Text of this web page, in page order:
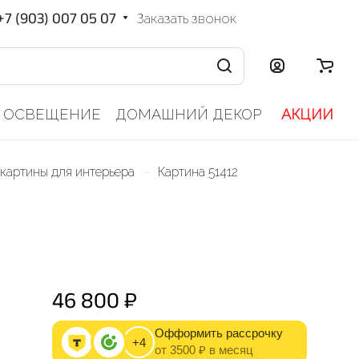
(903) 007 05 07 Заказать звонок
ОСВЕЩЕНИЕ ДОМАШНИЙ ДЕКОР АКЦИИ
для интерьера Картина 51412
46 800 ₽
+4
Офформить рассрочку
от 3500 ₽ в месяц